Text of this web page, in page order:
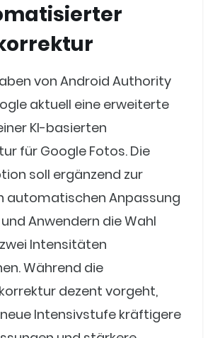
von Android Authority
aktuell eine erweiterte
KI-basierten
für Google Fotos. Die
soll ergänzend zur
automatischen Anpassung
Anwendern die Wahl
Intensitäten
Während die
dezent vorgeht,
Intensivstufe kräftigere